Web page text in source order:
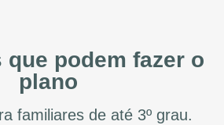
que podem fazer o
plano
familiares de até 3º grau.